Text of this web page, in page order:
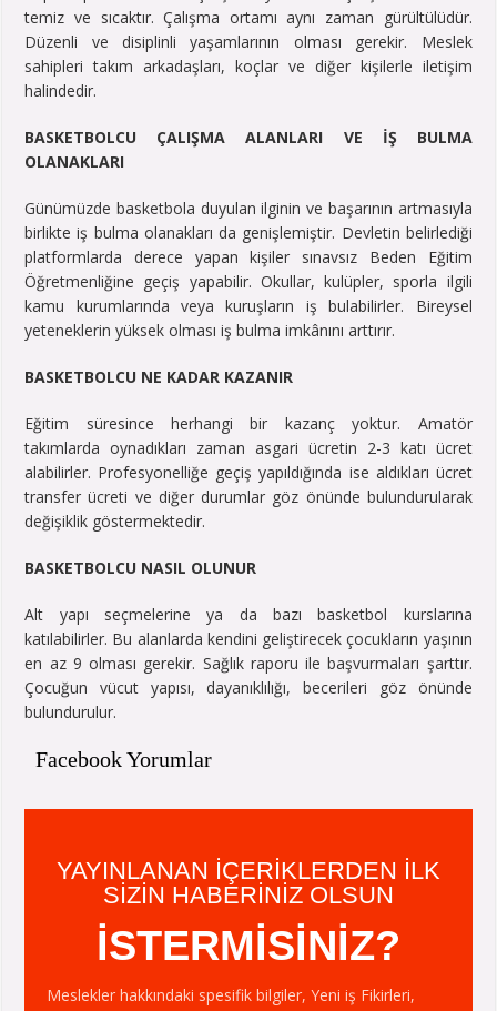
temiz ve sıcaktır. Çalışma ortamı aynı zaman gürültülüdür.
Düzenli ve disiplinli yaşamlarının olması gerekir. Meslek
sahipleri takım arkadaşları, koçlar ve diğer kişilerle iletişim
halindedir.
BASKETBOLCU ÇALIŞMA ALANLARI VE İŞ BULMA
OLANAKLARI
Günümüzde basketbola duyulan ilginin ve başarının artmasıyla
birlikte iş bulma olanakları da genişlemiştir. Devletin belirlediği
platformlarda derece yapan kişiler sınavsız Beden Eğitim
Öğretmenliğine geçiş yapabilir. Okullar, kulüpler, sporla ilgili
kamu kurumlarında veya kuruşların iş bulabilirler. Bireysel
yeteneklerin yüksek olması iş bulma imkânını arttırır.
BASKETBOLCU NE KADAR KAZANIR
Eğitim süresince herhangi bir kazanç yoktur. Amatör
takımlarda oynadıkları zaman asgari ücretin 2-3 katı ücret
alabilirler. Profesyonelliğe geçiş yapıldığında ise aldıkları ücret
transfer ücreti ve diğer durumlar göz önünde bulundurularak
değişiklik göstermektedir.
BASKETBOLCU NASIL OLUNUR
Alt yapı seçmelerine ya da bazı basketbol kurslarına
katılabilirler. Bu alanlarda kendini geliştirecek çocukların yaşının
en az 9 olması gerekir. Sağlık raporu ile başvurmaları şarttır.
Çocuğun vücut yapısı, dayanıklılığı, becerileri göz önünde
bulundurulur.
Facebook Yorumlar
YAYINLANAN IÇERIKLERDEN ILK
SIZIN HABERINIZ OLSUN
İSTERMİSİNİZ?
Meslekler hakkındaki spesifik bilgiler, Yeni iş Fikirleri,